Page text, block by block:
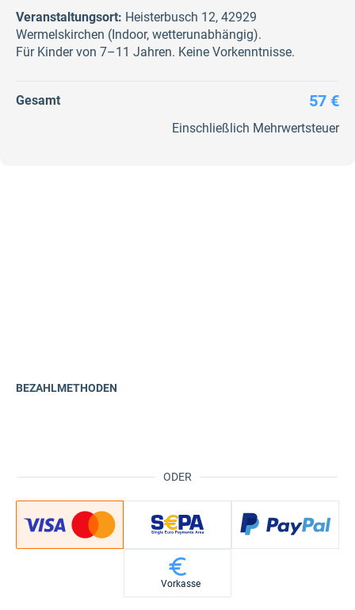
Veranstaltungsort: Heisterbusch 12, 42929
Wermelskirchen (Indoor, wetterunabhängig).
Für Kinder von 7–11 Jahren. Keine Vorkenntnisse.
Gesamt 57 €
Einschließlich Mehrwertsteuer
ODER
BEZAHLMETHODEN
Vorkasse